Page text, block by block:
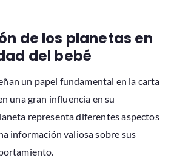
de los planetas en
del bebé
un papel fundamental en la carta
una gran influencia en su
representa diferentes aspectos
información valiosa sobre sus